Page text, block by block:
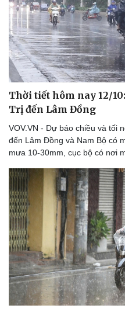
Thể thao
Lịch thi đấu bóng đá
Thế giới thể thao
eSports
Hậu trường
Thời tiết hôm nay 12/
Trị đến Lâm Đồng
VOV.VN - Dự báo chiều và tối
đến Lâm Đồng và Nam Bộ có
mưa 10-30mm, cục bộ có nơi